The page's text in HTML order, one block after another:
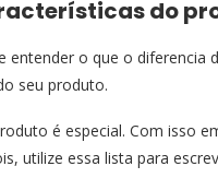
do
o que o diferencia
seu produto.
é especial. Com isso
utilize essa lista para